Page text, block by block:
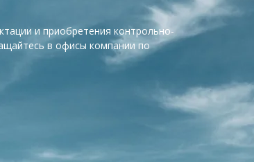
и приобретения контрольно-
в офисы компании по